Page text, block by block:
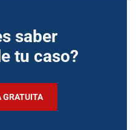
saber
tu caso?
GRATUITA